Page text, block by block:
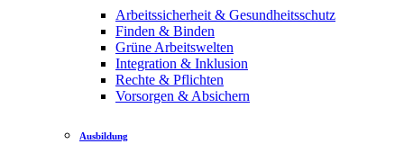
Arbeitssicherheit & Gesundheitsschutz
Finden & Binden
Grüne Arbeitswelten
Integration & Inklusion
Rechte & Pflichten
Vorsorgen & Absichern
Ausbildung